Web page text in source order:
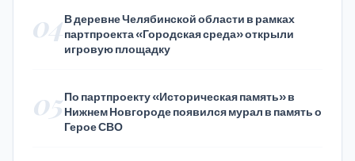
04В деревне Челябинской области в рамках
партпроекта «Городская среда» открыли
игровую площадку
05По партпроекту «Историческая память» в
Нижнем Новгороде появился мурал в память о
Герое СВО